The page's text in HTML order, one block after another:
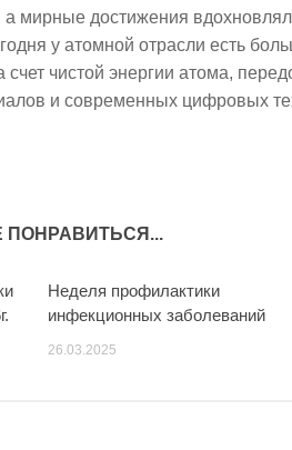
а мирные достижения
у атомной отрасли есть
чистой энергии атома,
и современных цифровых
ПОНРАВИТЬСЯ...
Неделя профилактики
инфекционных заболеваний
26.03.2025